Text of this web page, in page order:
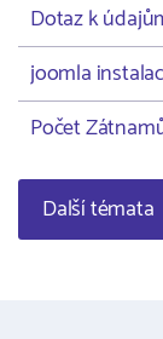
Dotaz k
joomla
Počet
Další témata